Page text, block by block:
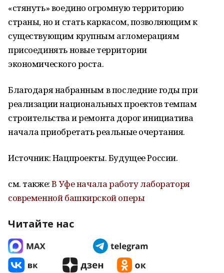
«стянуть» воедино огромную территорию
страны, но и стать каркасом, позволяющим к
существующим крупным агломерациям
присоединять новые территории
экономического роста.
Благодаря набранным в последние годы при
реализации национальных проектов темпам
строительства и ремонта дорог инициатива
начала приобретать реальные очертания.
Источник: Нацпроекты. Будущее России.
см. также:В Уфе начала работу лабораторя
современной башкирской оперы
Читайте нас